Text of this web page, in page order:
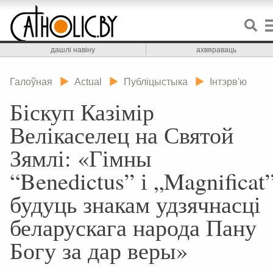
дашлі навіну ахвяраваць
Галоўная Actual Публіцыстыка Інтэрв'ю
Біскуп Казімір
Велікаселец на Святой
Зямлі: «Гімны
“Benedictus” і
будуць знакам удзячнасці
беларускага народа Пану
Богу за дар веры»